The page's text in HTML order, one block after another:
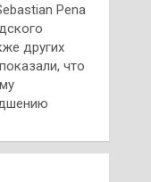
Pena
других
что